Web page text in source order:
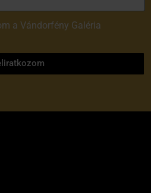
a Vándorfény Galéria